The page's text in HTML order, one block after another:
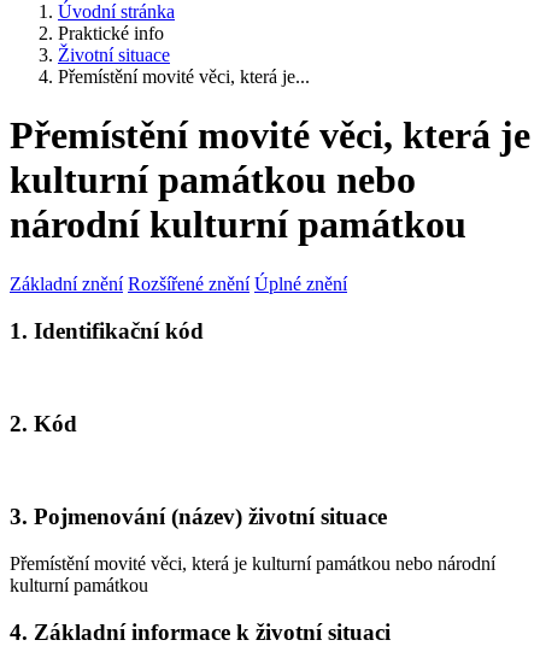
Úvodní stránka
Praktické info
Životní situace
Přemístění movité věci, která je...
Přemístění movité věci, která je
kulturní památkou nebo
národní kulturní památkou
Základní znění Rozšířené znění Úplné znění
1. Identifikační kód
2. Kód
3. Pojmenování (název) životní situace
Přemístění movité věci, která je kulturní památkou nebo národní
kulturní památkou
4. Základní informace k životní situaci